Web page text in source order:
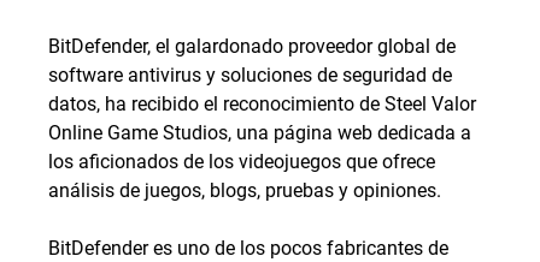
BitDefender, el galardonado proveedor global de
software antivirus y soluciones de seguridad de
datos, ha recibido el reconocimiento de Steel Valor
Online Game Studios, una página web dedicada a
los aficionados de los videojuegos que ofrece
análisis de juegos, blogs, pruebas y opiniones.
BitDefender es uno de los pocos fabricantes de